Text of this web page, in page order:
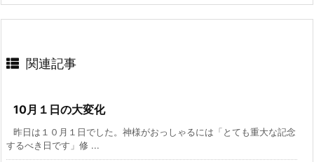
関連記事
10月１日の大変化
昨日は１０月１日でした。神様がおっしゃるには「とても重大な記念
するべき日です」修 ...